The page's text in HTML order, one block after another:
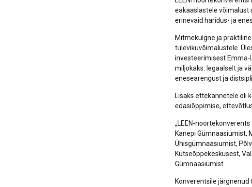
eakaaslastele võimalust
erinevaid haridus- ja
Mitmekülgne ja
tulevikuvõimalustele.
investeerimisest Emma-
miljokaks: legaalselt ja
enesearengust ja
Lisaks ettekannetele oli
edasiõppimise,
„LEEN-
Kanepi Gümnaasiumist,
Ühisgümnaasiumist,
Kutseõppekeskusest,
Gümnaasiumist.
Konverentsile